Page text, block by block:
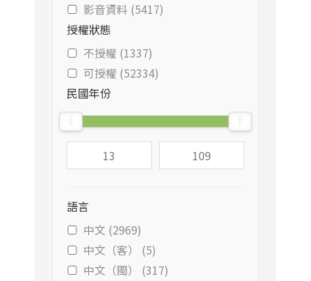
影音資料 (5417)
授權狀態
不授權 (1337)
可授權 (52334)
民國年份
語言
中文 (2969)
中文（客） (5)
中文（閩） (317)